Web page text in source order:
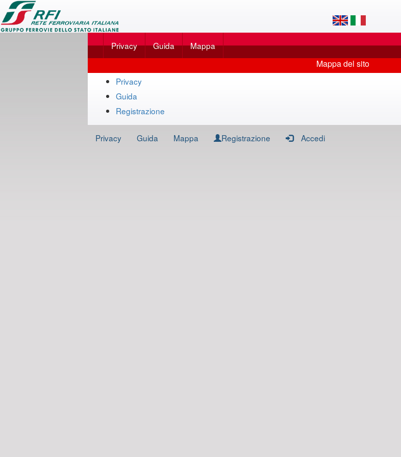
Applicazione
SalaBlu Privacy Guida Mappa
Mappa
sito
Mappa del sito
Privacy
Guida
Registrazione
Privacy Guida Mappa Registrazione Accedi